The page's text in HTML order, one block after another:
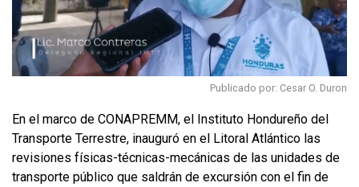
Publicado por: Cesar O. Duron
En el marco de CONAPREMM, el Instituto Hondureño del
Transporte Terrestre, inauguró en el Litoral Atlántico las
revisiones físicas-técnicas-mecánicas de las unidades de
transporte público que saldrán de excursión con el fin de